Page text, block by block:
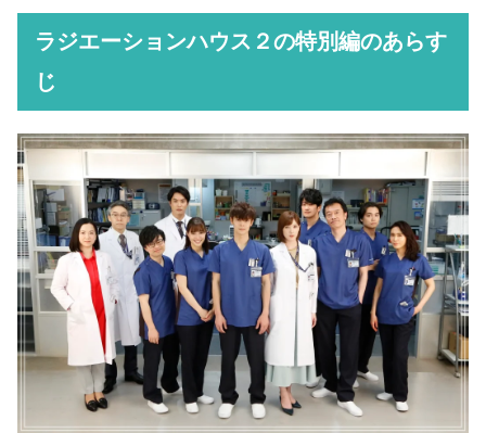
ラジエーションハウス２の特別編のあらす
じ